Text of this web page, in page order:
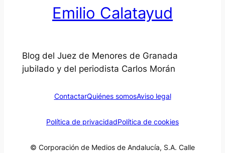
Emilio Calatayud
Blog del Juez de Menores de Granada
jubilado y del periodista Carlos Morán
ContactarQuiénes somosAviso legal
Política de privacidadPolítica de cookies
© Corporación de Medios de Andalucía, S.A. Calle